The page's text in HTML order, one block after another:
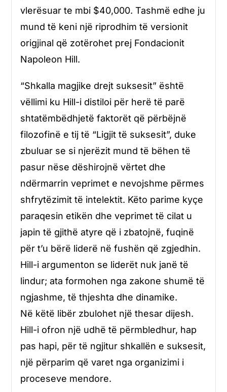
vlerësuar te mbi $40,000. Tashmë edhe ju
mund të keni një riprodhim të versionit
origjinal që zotërohet prej Fondacionit
Napoleon Hill.
“Shkalla magjike drejt suksesit” është
vëllimi ku Hill-i distiloi për herë të parë
shtatëmbëdhjetë faktorët që përbëjnë
filozofinë e tij të “Ligjit të suksesit”, duke
zbuluar se si njerëzit mund të bëhen të
pasur nëse dëshirojnë vërtet dhe
ndërmarrin veprimet e nevojshme përmes
shfrytëzimit të intelektit. Këto parime kyçe
paraqesin etikën dhe veprimet të cilat u
japin të gjithë atyre që i zbatojnë, fuqinë
për t’u bërë liderë në fushën që zgjedhin.
Hill-i argumenton se liderët nuk janë të
lindur; ata formohen nga zakone shumë të
ngjashme, të thjeshta dhe dinamike.
Në këtë libër zbulohet një thesar dijesh.
Hill-i ofron një udhë të përmbledhur, hap
pas hapi, për të ngjitur shkallën e suksesit,
një përparim që varet nga organizimi i
proceseve mendore.